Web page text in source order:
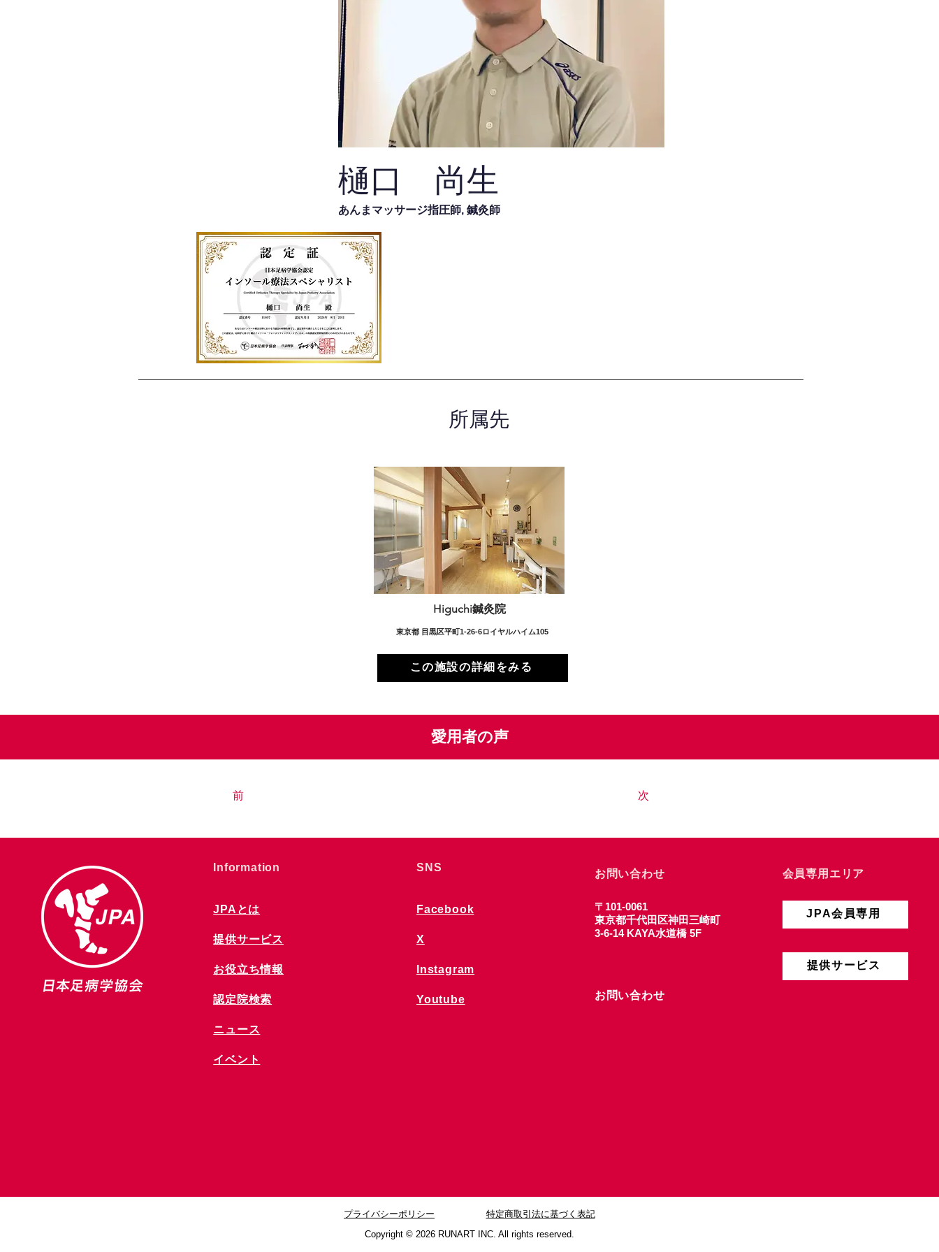
樋口 尚生
あんまマッサージ指圧師, 鍼灸師
所属先
Higuchi鍼灸院
東京都 目黒区平町1-26-6ロイヤルハイム105
この施設の詳細をみる
愛用者の声
前 次
​Information
JPAとは
提供サービス
お役立ち情報
​認定院検索
ニュース
​イベント
SNS
Facebook
X
Instagram
Youtube
お問い合わせ
〒101-0061
東京都千代田区神田三崎町
3-6-14 KAYA水道橋 5F
お問い合わせ
会員専用エリア
JPA会員専用
提供サービス
プライバシーポリシー
特定商取引法に基づく表記
Copyright © 2026 RUNART INC. All rights reserved.